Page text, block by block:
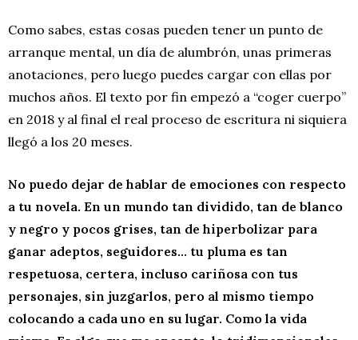
Como sabes, estas cosas pueden tener un punto de
arranque mental, un día de alumbrón, unas primeras
anotaciones, pero luego puedes cargar con ellas por
muchos años. El texto por fin empezó a “coger cuerpo”
en 2018 y al final el real proceso de escritura ni siquiera
llegó a los 20 meses.
No puedo dejar de hablar de emociones con respecto
a tu novela. En un mundo tan dividido, tan de blanco
y negro y pocos grises, tan de hiperbolizar para
ganar adeptos, seguidores… tu pluma es tan
respetuosa, certera, incluso cariñosa con tus
personajes, sin juzgarlos, pero al mismo tiempo
colocando a cada uno en su lugar. Como la vida